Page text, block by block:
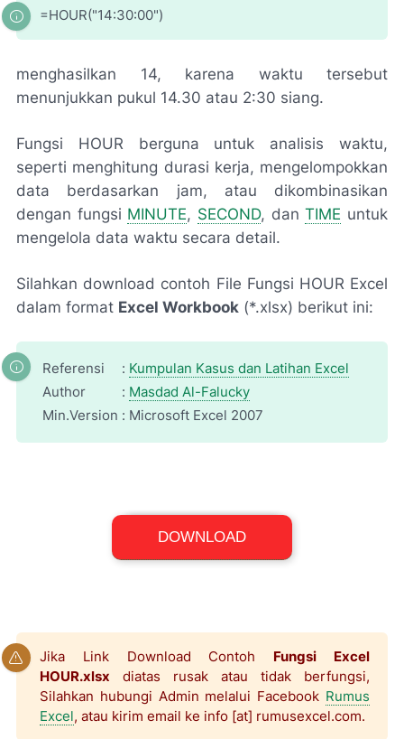
=HOUR("14:30:00")
menghasilkan 14, karena waktu tersebut
menunjukkan pukul 14.30 atau 2:30 siang.
Fungsi HOUR berguna untuk analisis waktu,
seperti menghitung durasi kerja, mengelompokkan
data berdasarkan jam, atau dikombinasikan
dengan fungsi MINUTE, SECOND, danTIME untuk
mengelola data waktu secara detail.
Silahkan download contoh File Fungsi HOUR Excel
dalam format Excel Workbook (*.xlsx) berikut ini:
Referensi : Kumpulan Kasus dan Latihan Excel
Author
: Masdad Al-Falucky
Min.Version : Microsoft Excel 2007
DOWNLOAD
File Size: 10,9 KB
Excel Workbook (*.xlsx)
Jika Link Download Contoh Fungsi Excel
HOUR.xlsx diatas rusak atau tidak berfungsi,
Silahkan hubungi Admin melalui Facebook Rumus
Excel, atau kirim email ke info [at] rumusexcel.com.